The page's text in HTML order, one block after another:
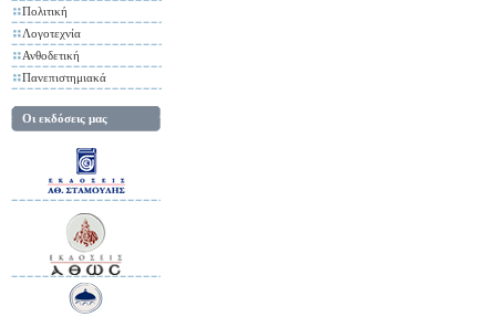
Πολιτική
Λογοτεχνία
Ανθοδετική
Πανεπιστημιακά
Οι εκδόσεις μας